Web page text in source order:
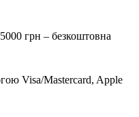
грн – безкоштовна
Visa/Mastercard, Apple